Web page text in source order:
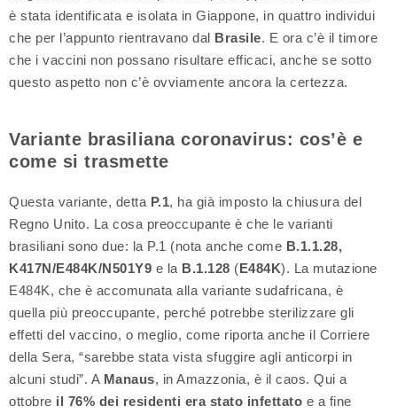
è stata identificata e isolata in Giappone, in quattro individui
che per l’appunto rientravano dal Brasile. E ora c’è il timore
che i vaccini non possano risultare efficaci, anche se sotto
questo aspetto non c’è ovviamente ancora la certezza.
Variante brasiliana coronavirus: cos’è e
come si trasmette
Questa variante, detta P.1, ha già imposto la chiusura del
Regno Unito. La cosa preoccupante è che le varianti
brasiliani sono due: la P.1 (nota anche come B.1.1.28,
K417N/E484K/N501Y9 e la B.1.128 (E484K). La mutazione
E484K, che è accomunata alla variante sudafricana, è
quella più preoccupante, perché potrebbe sterilizzare gli
effetti del vaccino, o meglio, come riporta anche il Corriere
della Sera, “sarebbe stata vista sfuggire agli anticorpi in
alcuni studi”. A Manaus, in Amazzonia, è il caos. Qui a
ottobre il 76% dei residenti era stato infettato e a fine